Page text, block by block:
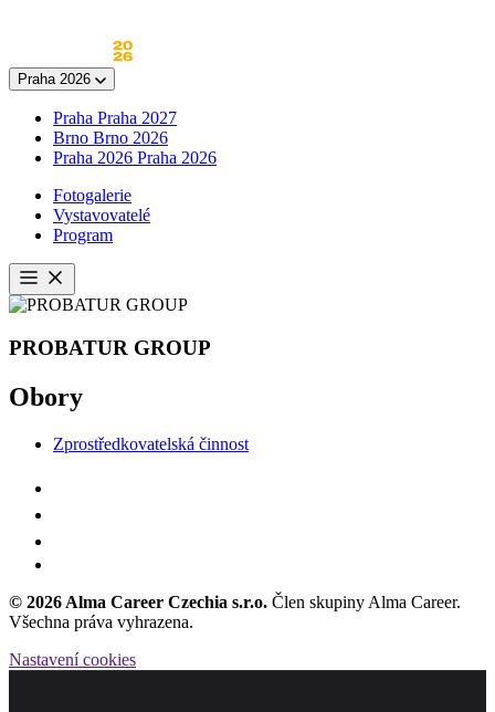
Praha 2026
Praha Praha 2027
Brno Brno 2026
Praha 2026 Praha 2026
Fotogalerie
Vystavovatelé
Program
Otevřít
menu
PROBATUR GROUP
Obory
Zprostředkovatelská činnost
© 2026 Alma Career Czechia s.r.o. Člen skupiny Alma Career.
Všechna práva vyhrazena.
Nastavení cookies